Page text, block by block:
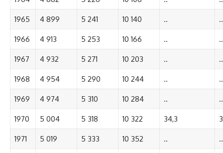
1965 4 899 5 241 10 140 .. ..
1966 4 913 5 253 10 166 .. ..
1967 4 932 5 271 10 203 .. ..
1968 4 954 5 290 10 244 .. ..
1969 4 974 5 310 10 284 .. ..
1970 5 004 5 318 10 322 34,3
1971 5 019 5 333 10 352 .. ..